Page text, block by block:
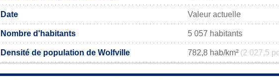
Date Valeur actuelle
Nombre d'habitants 5 057 habitants
Densité de population de Wolfville 782,8 hab/km² (2 027,5